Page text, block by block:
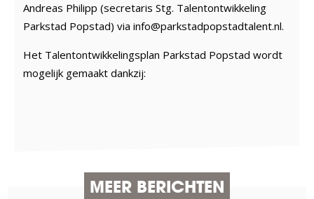
Andreas Philipp (secretaris Stg. Talentontwikkeling
Parkstad Popstad) via info@parkstadpopstadtalent.nl.
Het Talentontwikkelingsplan Parkstad Popstad wordt
mogelijk gemaakt dankzij:
MEER BERICHTEN